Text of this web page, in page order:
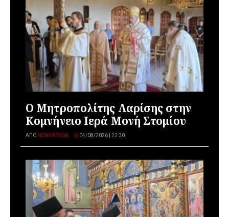
Ο Μητροπολίτης Λαρίσης στην
Κομνήνειο Ιερά Μονή Στομίου
ΑΠΌ NEWSROOM 04/08/2026 | 22:30